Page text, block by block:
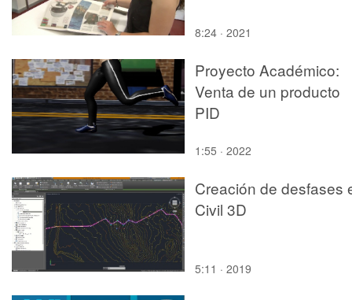
8:24 · 2021
Proyecto Académico:
Venta de un producto
PID
1:55 · 2022
Creación de desfases
Civil 3D
5:11 · 2019